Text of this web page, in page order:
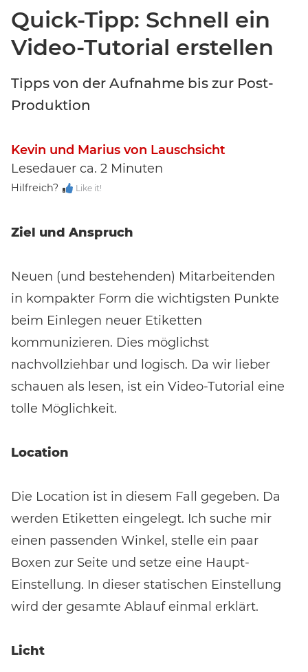
Noch keinen Event-Code? Jetzt
entscheidenund Zugang zu exklusiven Inhalten und
Quick-Tipp: Schnell ein
Video-Tutorial erstellen
Tipps von der Aufnahme bis zur Post-
Produktion
Kevin und Marius von Lauschsicht
Lesedauer ca. 2 Minuten
Hilfreich? Like it!
Ziel und Anspruch
Neuen (und bestehenden) Mitarbeitenden
in kompakter Form die wichtigsten Punkte
beim Einlegen neuer Etiketten
kommunizieren. Dies möglichst
nachvollziehbar und logisch. Da wir lieber
schauen als lesen, ist ein Video-Tutorial eine
tolle Möglichkeit.
Location
Die Location ist in diesem Fall gegeben. Da
werden Etiketten eingelegt. Ich suche mir
einen passenden Winkel, stelle ein paar
Boxen zur Seite und setze eine Haupt-
Einstellung. In dieser statischen Einstellung
wird der gesamte Ablauf einmal erklärt.
Licht